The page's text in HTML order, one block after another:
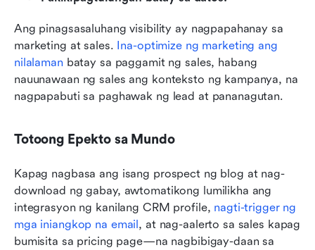
Ang pinagsasaluhang visibility ay nagpapahanay sa
marketing at sales. Ina-optimize ng marketing ang
nilalaman batay sa paggamit ng sales, habang
nauunawaan ng sales ang konteksto ng kampanya, na
nagpapabuti sa paghawak ng lead at pananagutan.
Totoong Epekto sa Mundo
Kapag nagbasa ang isang prospect ng blog at nag-
download ng gabay, awtomatikong lumilikha ang
integrasyon ng kanilang CRM profile, nagti-trigger ng
mga iniangkop na email, at nag-aalerto sa sales kapag
bumisita sa pricing page—na nagbibigay-daan sa